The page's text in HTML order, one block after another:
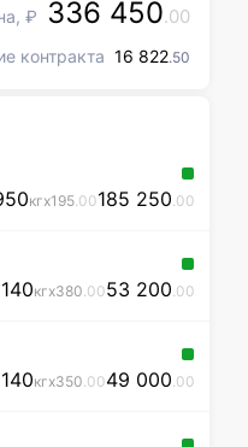
₽ 336 450.00
контракта 16 822.50
кгx195.00185 250.00
140кгx380.0053 200.00
140кгx350.0049 000.00